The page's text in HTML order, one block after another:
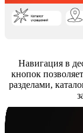
Навигация в
кнопок
разделами,